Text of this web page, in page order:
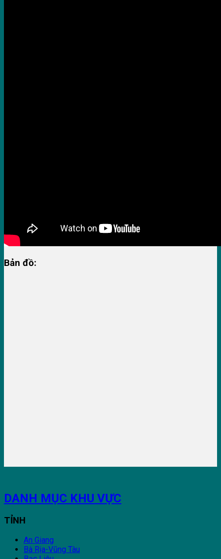
Bản đồ:
DANH MỤC KHU VỰC
TỈNH
An Giang
Bà Rịa-Vũng Tàu